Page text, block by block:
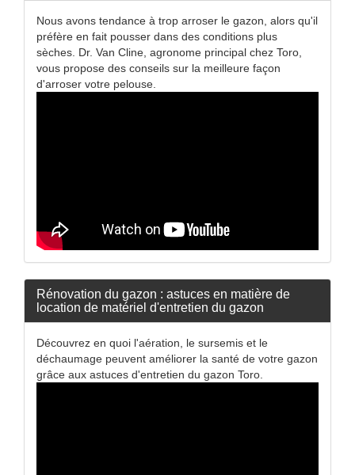
Nous avons tendance à trop arroser le gazon, alors qu'il
préfère en fait pousser dans des conditions plus
sèches. Dr. Van Cline, agronome principal chez Toro,
vous propose des conseils sur la meilleure façon
d'arroser votre pelouse.
Rénovation du gazon : astuces en matière de
location de matériel d'entretien du gazon
Découvrez en quoi l'aération, le sursemis et le
déchaumage peuvent améliorer la santé de votre gazon
grâce aux astuces d'entretien du gazon Toro.